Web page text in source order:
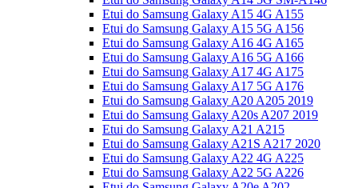
Etui do Samsung Galaxy A15 4G A155
Etui do Samsung Galaxy A15 5G A156
Etui do Samsung Galaxy A16 4G A165
Etui do Samsung Galaxy A16 5G A166
Etui do Samsung Galaxy A17 4G A175
Etui do Samsung Galaxy A17 5G A176
Etui do Samsung Galaxy A20 A205 2019
Etui do Samsung Galaxy A20s A207 2019
Etui do Samsung Galaxy A21 A215
Etui do Samsung Galaxy A21S A217 2020
Etui do Samsung Galaxy A22 4G A225
Etui do Samsung Galaxy A22 5G A226